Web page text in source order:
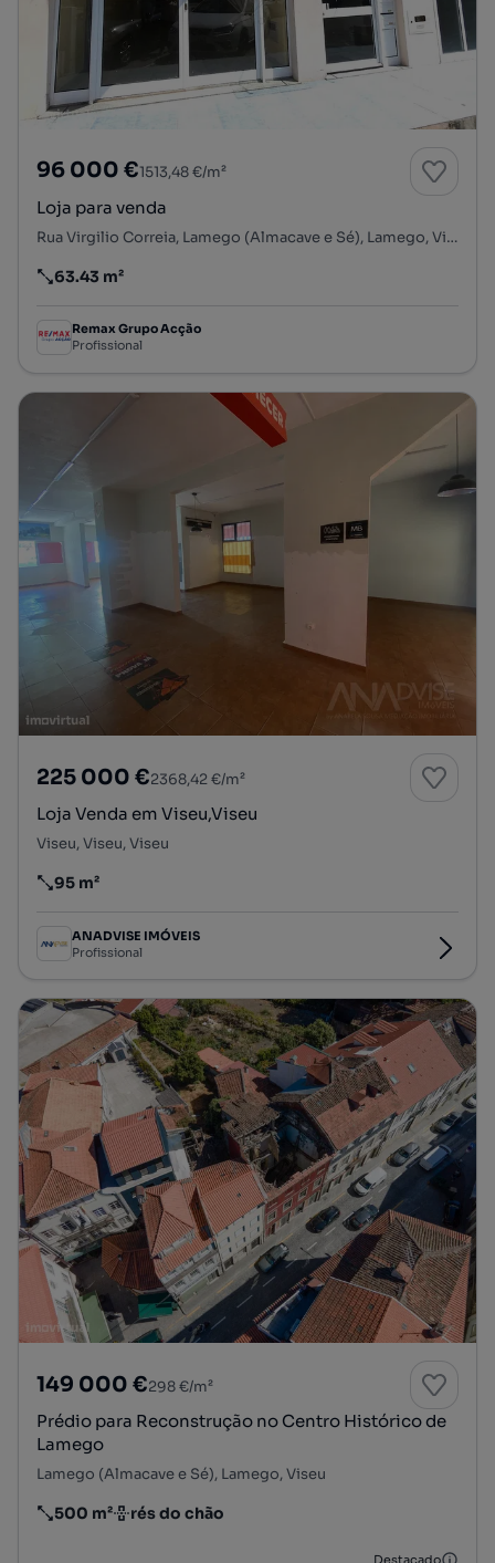
96 000 €1513,48 €/m²
Loja para venda
Rua Virgilio Correia, Lamego (Almacave e Sé), Lamego, Viseu
Preço por metro quadrado
63.43 m²
Remax Grupo Acção
Profissional
225 000 €2368,42 €/m²
Loja Venda em Viseu,Viseu
Viseu, Viseu, Viseu
Preço por metro quadrado
95 m²
ANADVISE IMÓVEIS
Profissional
149 000 €298 €/m²
Prédio para Reconstrução no Centro Histórico de
Lamego
Lamego (Almacave e Sé), Lamego, Viseu
Preço por metro quadrado
500 m²
Andar rés do chão